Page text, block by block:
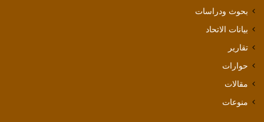
بحوث ودراسات
بيانات الاتحاد
تقارير
حوارات
مقالات
منوعات